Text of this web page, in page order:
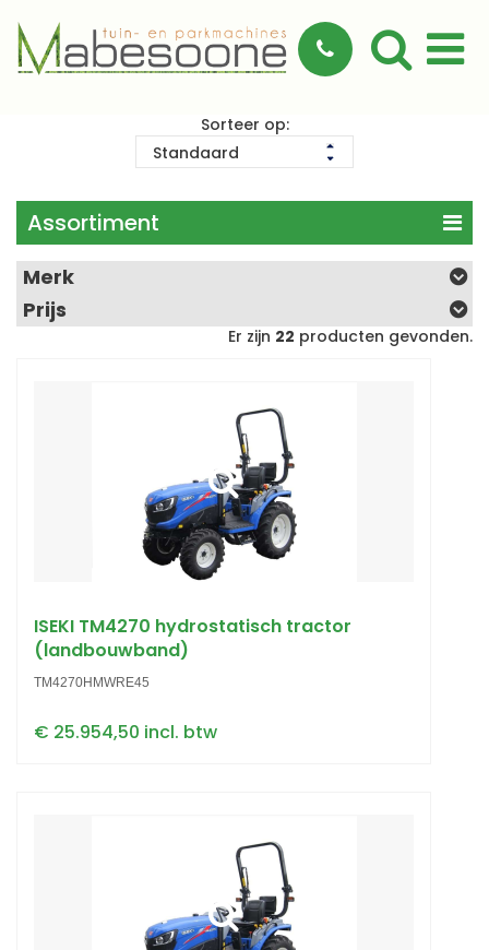
Sorteer op:
Assortiment
Merk
Prijs
Er zijn 22 producten gevonden.
ISEKI TM4270 hydrostatisch tractor
(landbouwband)
TM4270HMWRE45
€ 25.954,50 incl. btw